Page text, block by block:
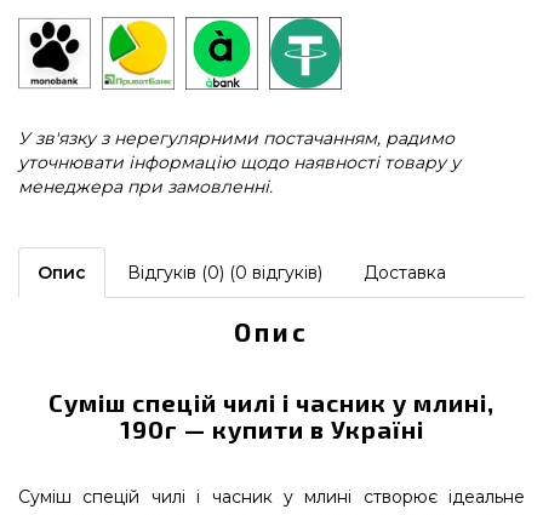
У зв'язку з нерегулярними постачанням, радимо
уточнювати інформацію щодо наявності товару у
менеджера при замовленні.
Опис Відгуків (0) (0 відгуків) Доставка
Опис
Суміш спецій чилі і часник у млині,
190г — купити в Україні
Суміш спецій чилі і часник у млині створює ідеальне